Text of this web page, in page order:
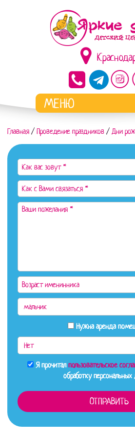
Главная / Проведение праздников / Дни
Нужна аренда
Я прочиталпользовательское
обработку